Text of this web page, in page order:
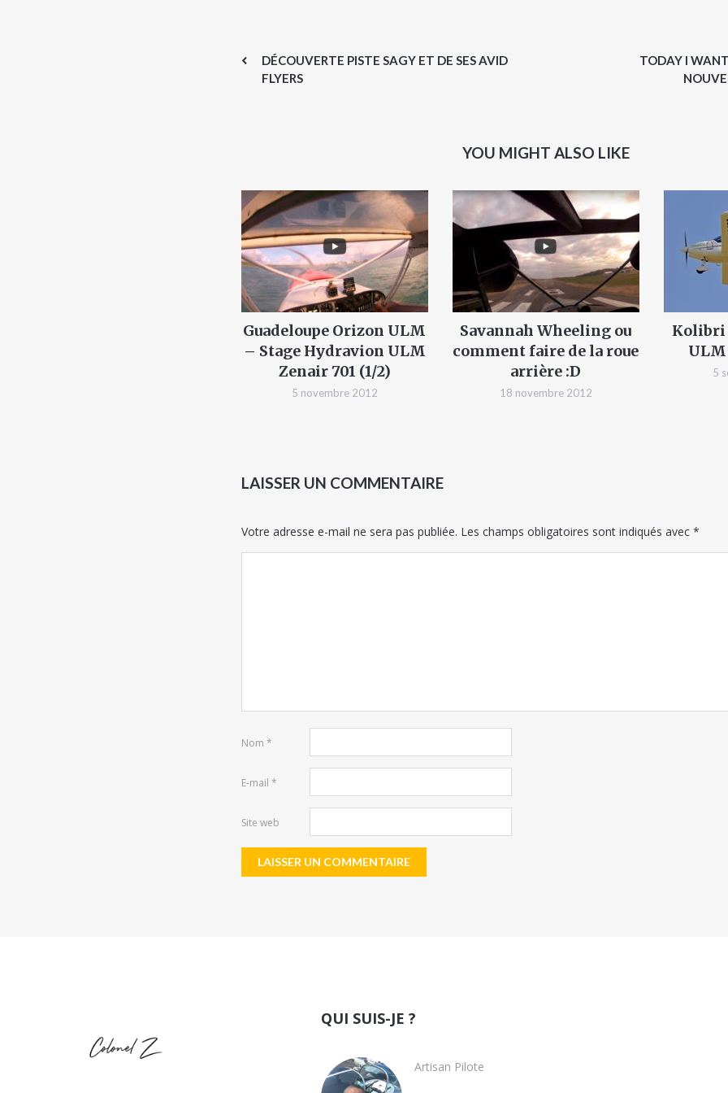
DÉCOUVERTE PISTE SAGY ET DE SES AVID
FLYERS
TODAY I
YOU MIGHT ALSO LIKE
Guadeloupe Orizon ULM
– Stage Hydravion ULM
Zenair 701 (1/2)
5 novembre 2012
Savannah Wheeling ou
comment faire de la roue
arrière :D
18 novembre 2012
Kolibri
ULM
5
LAISSER UN COMMENTAIRE
Votre adresse e-mail ne sera pas publiée. Les champs obligatoires sont indiqués avec *
Nom *
E-mail *
Site web
QUI SUIS-JE ?
Artisan Pilote